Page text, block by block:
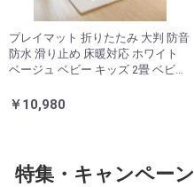
プレイマット 折りたたみ 大判 防音
防水 滑り止め 床暖対応 ホワイト
ベージュ ベビー キッズ 2畳 ベビー
アマット マット けが防止 赤ちゃん
￥10,980
特集・キャンペーン